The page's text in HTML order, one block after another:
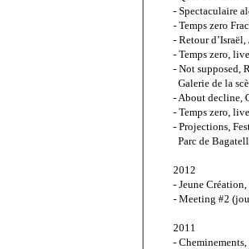
- Spectaculaire
- Temps zero
- Retour
- Temps zero,
- Not supposed,
Galerie de la
- About decline,
- Temps zero,
- Projections,
Parc de
2012
- Jeune
- Meeting #2
2011
-